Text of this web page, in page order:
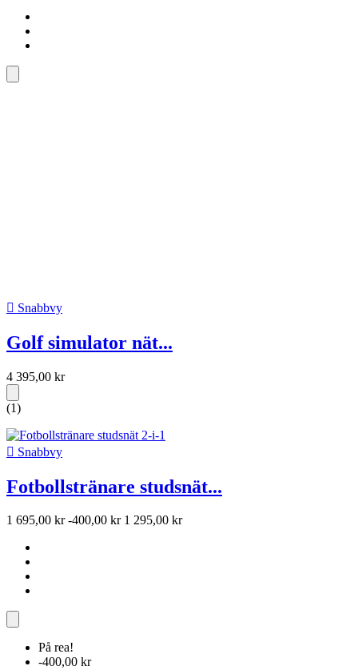
 Snabbvy
Golf simulator nät...
4 395,00 kr
(1)
 Snabbvy
Fotbollstränare studsnät...
1 695,00 kr -400,00 kr 1 295,00 kr
På rea!
-400,00 kr